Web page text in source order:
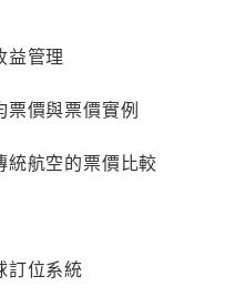
管理
價與票價實例
航空的票價比較
位系統